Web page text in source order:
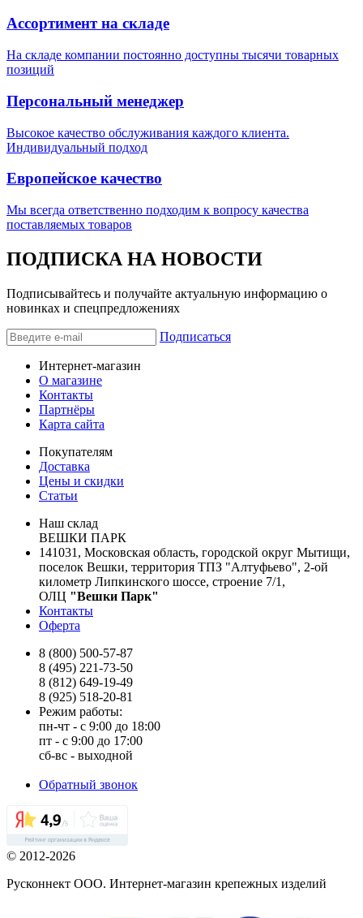
Ассортимент на складе
На складе компании постоянно доступны тысячи товарных
позиций
Персональный менеджер
Высокое качество обслуживания каждого клиента.
Индивидуальный подход
Европейское качество
Мы всегда ответственно подходим к вопросу качества
поставляемых товаров
ПОДПИСКА НА НОВОСТИ
Подписывайтесь и получайте актуальную информацию о
новинках и спецпредложениях
Подписаться
Интернет-магазин
О магазине
Контакты
Партнёры
Карта сайта
Покупателям
Доставка
Цены и скидки
Статьи
Наш склад
ВЕШКИ ПАРК
141031, Московская область, городской округ Мытищи,
поселок Вешки, территория ТПЗ "Алтуфьево", 2-ой
километр Липкинского шоссе, строение 7/1,
ОЛЦ "Вешки Парк"
Контакты
Оферта
8 (800) 500-57-87
8 (495) 221-73-50
8 (812) 649-19-49
8 (925) 518-20-81
Режим работы:
пн-чт - с 9:00 до 18:00
пт - с 9:00 до 17:00
сб-вс - выходной
Обратный звонок
© 2012-2026
Русконнект ООО. Интернет-магазин крепежных изделий